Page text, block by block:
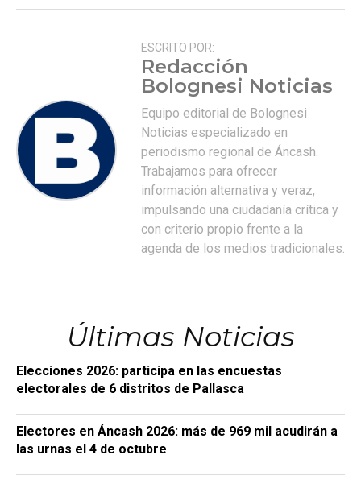
ESCRITO POR:
Redacción
Bolognesi Noticias
Equipo editorial de Bolognesi
Noticias especializado en
periodismo regional de Áncash.
Trabajamos para ofrecer
información alternativa y veraz,
impulsando una ciudadanía crítica y
con criterio propio frente a la
agenda de los medios tradicionales.
Últimas Noticias
Elecciones 2026: participa en las encuestas
electorales de 6 distritos de Pallasca
Electores en Áncash 2026: más de 969 mil acudirán a
las urnas el 4 de octubre